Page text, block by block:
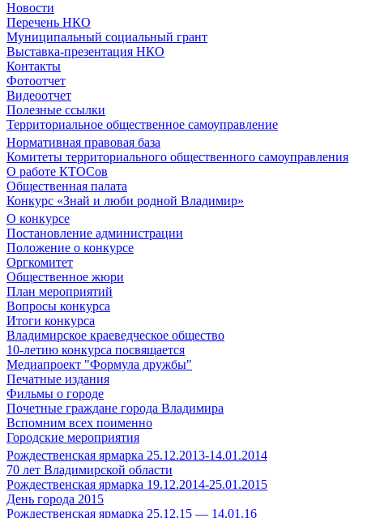
Новости
Перечень НКО
Муниципальный социальный грант
Выставка-презентация НКО
Контакты
Фотоотчет
Видеоотчет
Полезные ссылки
Территориальное общественное самоуправление
Нормативная правовая база
Комитеты территориального общественного самоуправления
О работе КТОСов
Общественная палата
Конкурс «Знай и люби родной Владимир»
О конкурсе
Постановление администрации
Положение о конкурсе
Оргкомитет
Общественное жюри
План мероприятий
Вопросы конкурса
Итоги конкурса
Владимирское краеведческое общество
10-летию конкурса посвящается
Медиапроект "Формула дружбы"
Печатные издания
Фильмы о городе
Почетные граждане города Владимира
Вспомним всех поименно
Городские мероприятия
Рождественская ярмарка 25.12.2013-14.01.2014
70 лет Владимирской области
Рождественская ярмарка 19.12.2014-25.01.2015
День города 2015
Рождественская ярмарка 25.12.15 — 14.01.16